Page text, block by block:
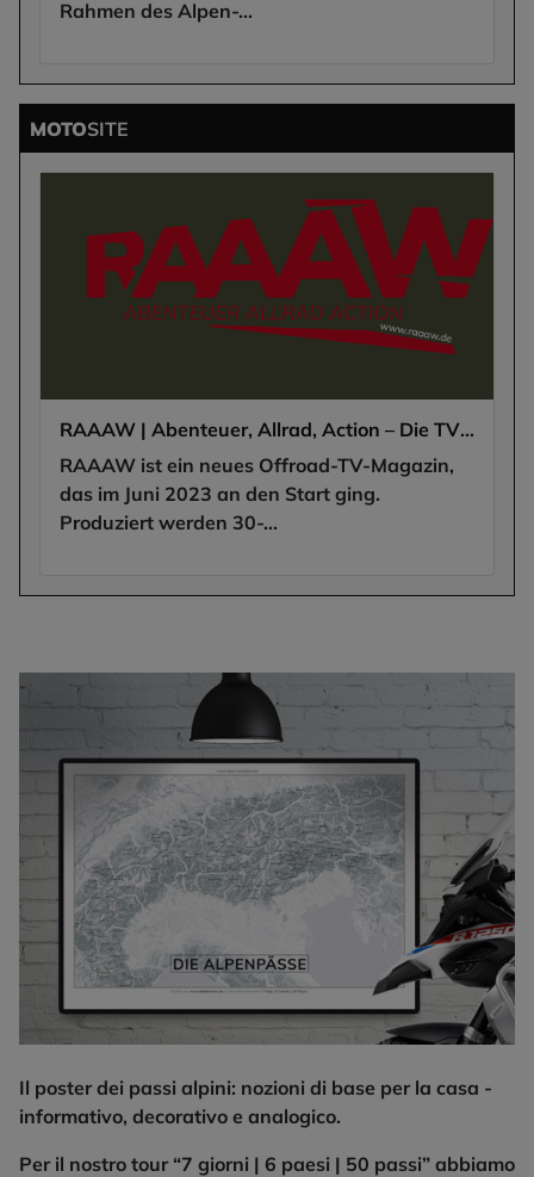
Rahmen des Alpen-...
MOTOSITE
RAAAW | Abenteuer, Allrad, Action – Die TV Reportage!
RAAAW ist ein neues Offroad-TV-Magazin,
das im Juni 2023 an den Start ging.
Produziert werden 30-...
Il poster dei passi alpini: nozioni di base per la casa -
informativo, decorativo e analogico.
Per il nostro tour “7 giorni | 6 paesi | 50 passi” abbiamo